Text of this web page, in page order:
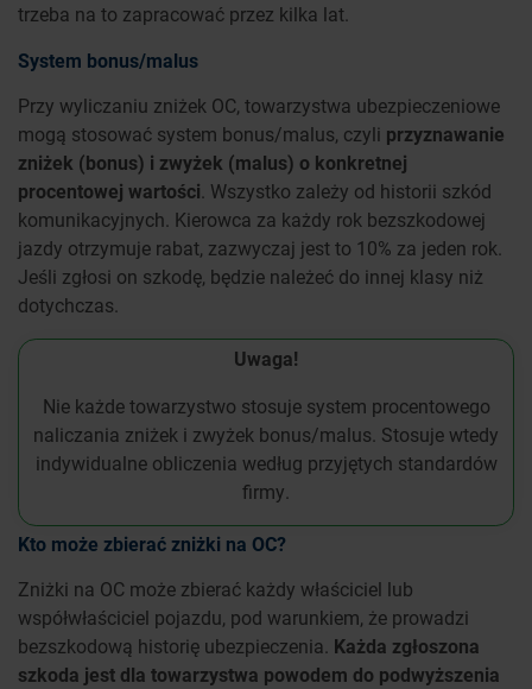
trzeba na to zapracować przez kilka lat.
System bonus/malus
Przy wyliczaniu zniżek OC, towarzystwa ubezpieczeniowe
mogą stosować system bonus/malus, czyli przyznawanie
zniżek (bonus) i zwyżek (malus) o konkretnej
procentowej wartości. Wszystko zależy od historii szkód
komunikacyjnych. Kierowca za każdy rok bezszkodowej
jazdy otrzymuje rabat, zazwyczaj jest to 10% za jeden rok.
Jeśli zgłosi on szkodę, będzie należeć do innej klasy niż
dotychczas.
Uwaga!
Nie każde towarzystwo stosuje system procentowego
naliczania zniżek i zwyżek bonus/malus. Stosuje wtedy
indywidualne obliczenia według przyjętych standardów
firmy.
Kto może zbierać zniżki na OC?
Zniżki na OC może zbierać każdy właściciel lub
współwłaściciel pojazdu, pod warunkiem, że prowadzi
bezszkodową historię ubezpieczenia. Każda zgłoszona
szkoda jest dla towarzystwa powodem do podwyższenia